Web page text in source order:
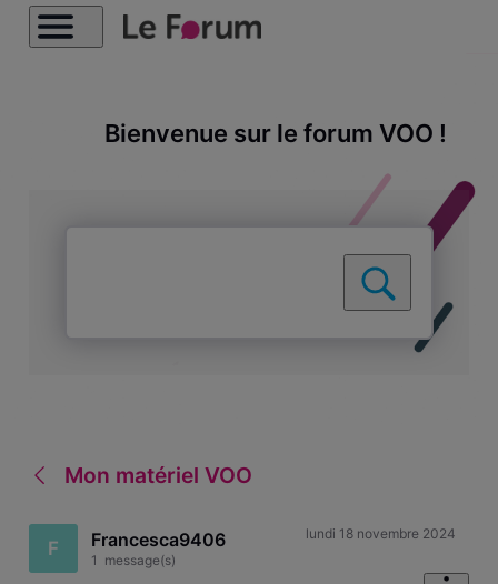
Bienvenue sur le forum VOO !
Mon matériel VOO
F Francesca9406
1 message(s)
lundi 18 novembre 2024